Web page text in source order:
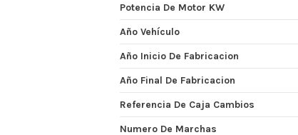
Potencia De Motor KW
Año Vehículo
Año Inicio De Fabricacion
Año Final De Fabricacion
Referencia De Caja Cambios
Numero De Marchas